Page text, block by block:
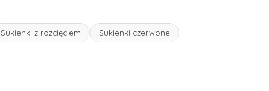
Sukienki z rozcięciem Sukienki czerwone